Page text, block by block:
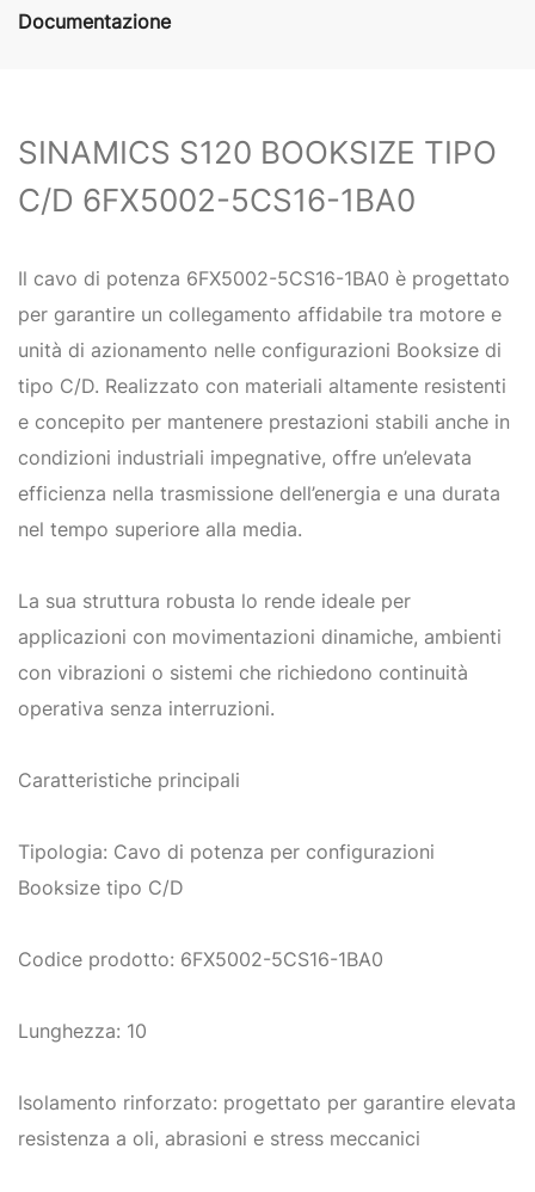
Documentazione
SINAMICS S120 BOOKSIZE TIPO
C/D 6FX5002-5CS16-1BA0
Il cavo di potenza 6FX5002-5CS16-1BA0 è progettato
per garantire un collegamento affidabile tra motore e
unità di azionamento nelle configurazioni Booksize di
tipo C/D. Realizzato con materiali altamente resistenti
e concepito per mantenere prestazioni stabili anche in
condizioni industriali impegnative, offre un’elevata
efficienza nella trasmissione dell’energia e una durata
nel tempo superiore alla media.
La sua struttura robusta lo rende ideale per
applicazioni con movimentazioni dinamiche, ambienti
con vibrazioni o sistemi che richiedono continuità
operativa senza interruzioni.
Caratteristiche principali
Tipologia: Cavo di potenza per configurazioni
Booksize tipo C/D
Codice prodotto: 6FX5002-5CS16-1BA0
Lunghezza: 10
Isolamento rinforzato: progettato per garantire elevata
resistenza a oli, abrasioni e stress meccanici